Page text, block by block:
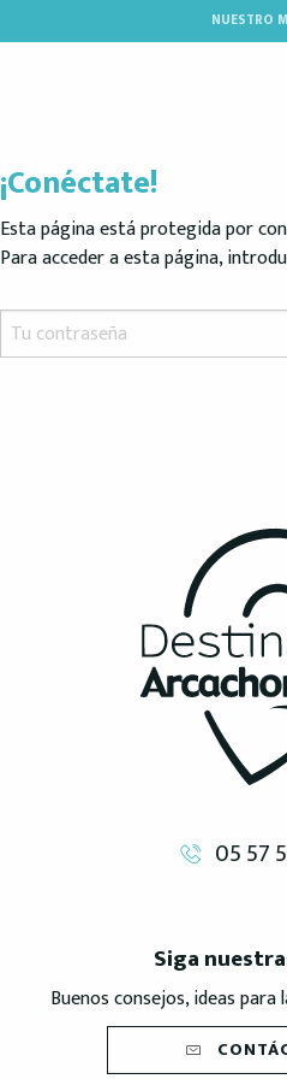
¡Conéctate!
Esta página está protegida por
Para acceder a esta página,
au
NUESTRO
05 57
Siga
Buenos consejos, ideas para